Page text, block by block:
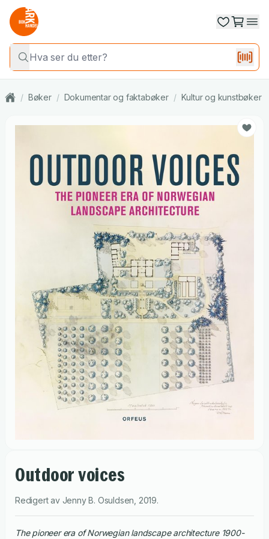
/ Bøker / Dokumentar og faktabøker / Kultur og kunstbøker
Outdoor voices
Redigert av Jenny B. Osuldsen 2019.
the pioneer era of Norwegian landscape architecture 1900-